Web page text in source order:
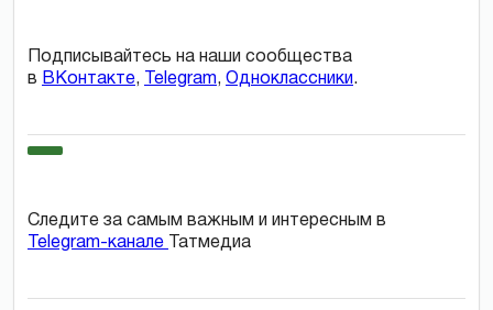
Подписывайтесь на наши сообщества
в ВКонтакте, Telegram, Одноклассники.
Следите за самым важным и интересным в
Telegram-канале
Татмедиа